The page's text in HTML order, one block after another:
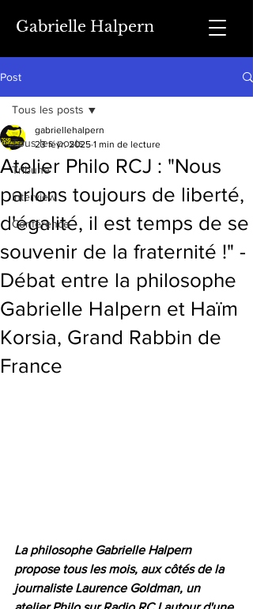
Gabrielle Halpern
Post
Tous les posts
Tribune
Interview
Conférence
Tous les posts
Atelier Philo RCJ : "Nous
parlons toujours de liberté,
d'égalité, il est temps de se
souvenir de la fraternité !" -
Débat entre la philosophe
Gabrielle Halpern et Haïm
Korsia, Grand Rabbin de
France
gabriellehalpern
23 févr. 2025 1 min de lecture
La philosophe Gabrielle Halpern
propose tous les mois, aux côtés de la
journaliste Laurence Goldman, un